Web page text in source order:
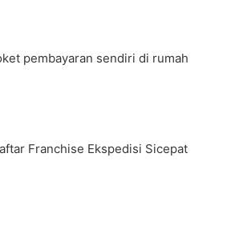
pembayaran sendiri di rumah
Franchise Ekspedisi Sicepat